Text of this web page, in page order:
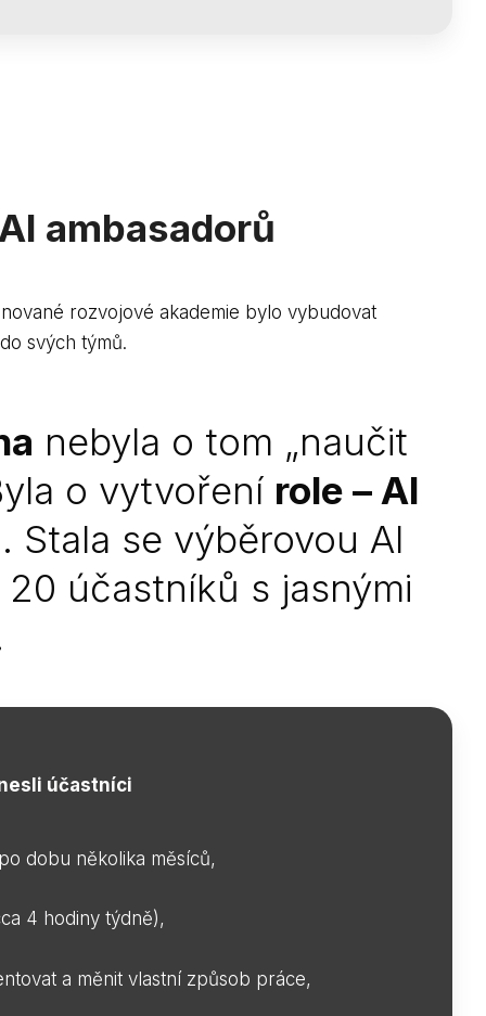
ambasadorů
rozvojové akademie bylo vybudovat
svých týmů.
nebyla o tom „naučit
o vytvoření role – AI
. Stala se výběrovou AI
účastníků s jasnými
účastníci
dobu několika měsíců,
4 hodiny týdně),
a měnit vlastní způsob práce,